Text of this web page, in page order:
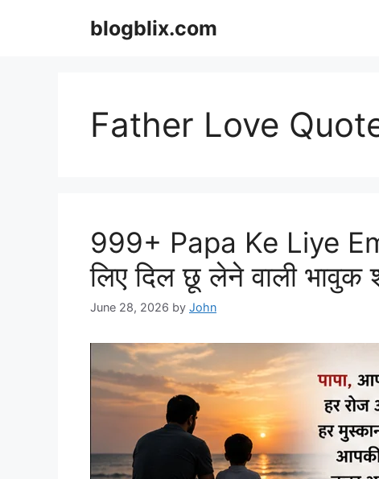
blogblix.com
Father Love
999+ Papa Ke Liye
लिए दिल छू लेने वाली भावुक
June 28, 2026 by John